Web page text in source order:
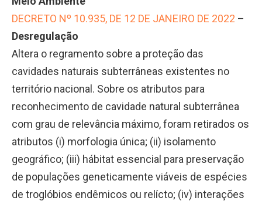
DECRETO Nº 10.935, DE 12 DE JANEIRO DE 2022 –
Desregulação
Altera o regramento sobre a proteção das
cavidades naturais subterrâneas existentes no
território nacional. Sobre os atributos para
reconhecimento de cavidade natural subterrânea
com grau de relevância máximo, foram retirados os
atributos (i) morfologia única; (ii) isolamento
geográfico; (iii) hábitat essencial para preservação
de populações geneticamente viáveis de espécies
de troglóbios endêmicos ou relícto; (iv) interações